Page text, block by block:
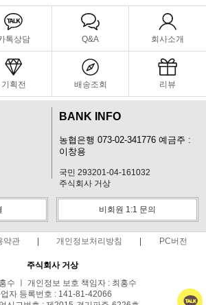
톡상담 Q&A 회사소개
기획전 배송조회 리뷰
BANK INFO
농협은행 073-02-341776 예금주 :
이창용
국민 293201-04-161032
주식회사 거상
비회원 1:1 문의
약관 개인정보처리방침 PC버전
주식회사 거상
수 ㅣ 개인정보 보호 책임자 : 최홍수
자 등록번호 : 141-81-42066